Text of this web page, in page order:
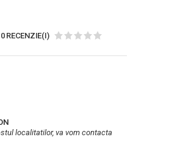
0 RECENZIE(I)
localitatilor, va vom contacta